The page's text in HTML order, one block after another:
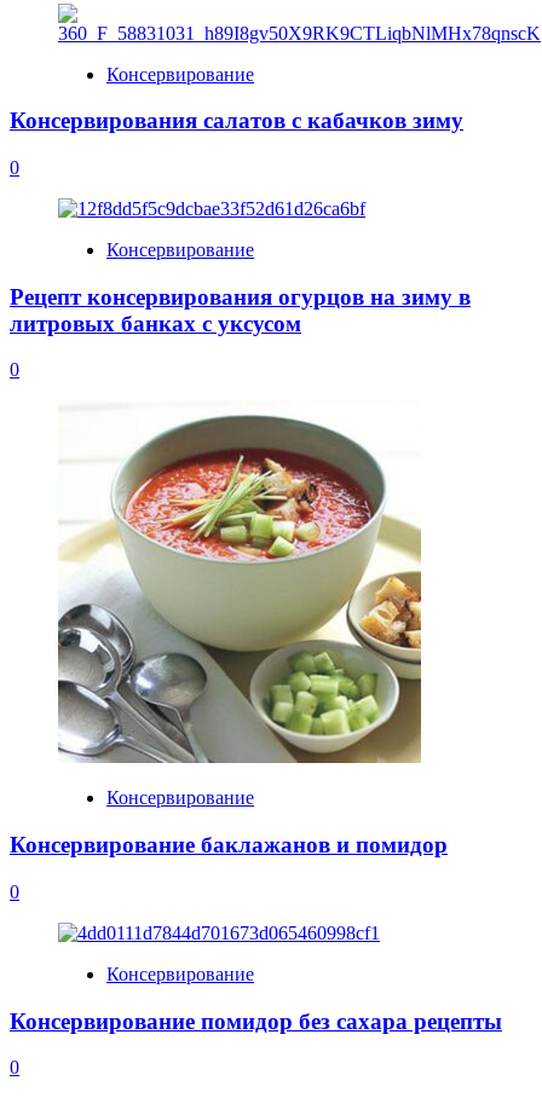
Консервирование
Консервирования салатов с кабачков зиму
0
Консервирование
Рецепт консервирования огурцов на зиму в
литровых банках с уксусом
0
Консервирование
Консервирование баклажанов и помидор
0
Консервирование
Консервирование помидор без сахара рецепты
0